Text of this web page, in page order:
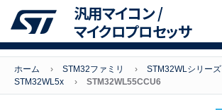
汎用マイコン /
マイクロプロセッサ
ホーム STM32ファミリ
STM32WLシリーズ
STM32WL5x
STM32WL55CCU6